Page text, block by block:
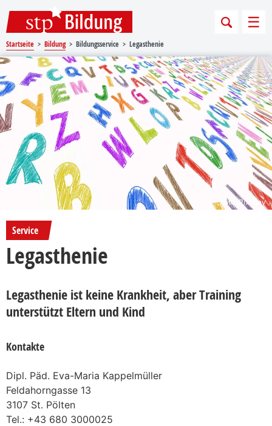
Startseite Bildung Bildungsservice Legasthenie
Foto: Pixabay
Service
Legasthenie
Legasthenie ist keine Krankheit, aber Training
unterstützt Eltern und Kind
Kontakte
Dipl. Päd. Eva-Maria Kappelmüller
Feldahorngasse 13
3107 St. Pölten
Tel.: +43 680 3000025